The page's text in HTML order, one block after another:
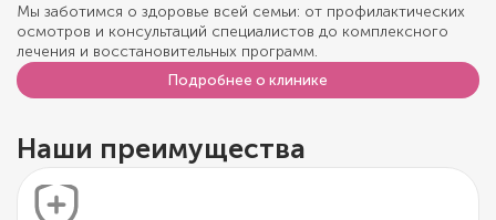
Мы заботимся о здоровье всей семьи: от профилактических
осмотров и консультаций специалистов до комплексного
лечения и восстановительных программ.
Подробнее о клинике
Наши преимущества